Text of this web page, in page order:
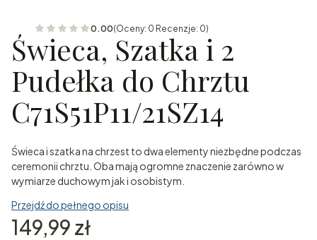
0.00(Oceny: 0 Recenzje: 0)
Świeca, Szatka i 2
Pudełka do Chrztu
C71S51P11/21SZ14
Świeca i szatka na chrzest to dwa elementy niezbędne podczas
ceremonii chrztu. Oba mają ogromne znaczenie zarówno w
wymiarze duchowym jak i osobistym.
Przejdź do pełnego opisu
Cena
149,99 zł